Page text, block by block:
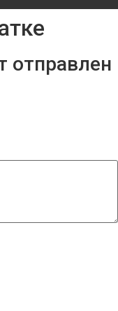
отправлен